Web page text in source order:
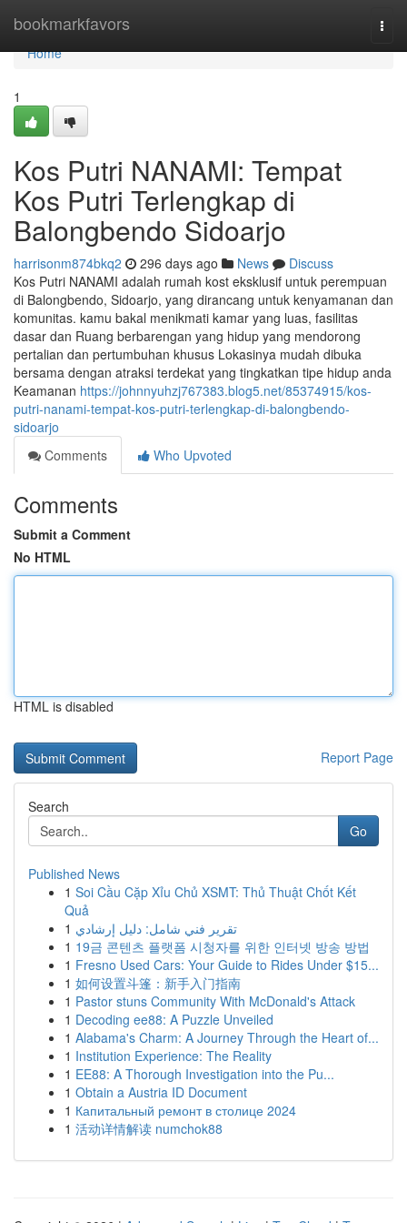
bookmarkfavors
Home
Home
1
Kos Putri NANAMI: Tempat
Kos Putri Terlengkap di
Balongbendo Sidoarjo
harrisonm874bkq2 296 days ago News
Discuss
Kos Putri NANAMI adalah rumah kost eksklusif untuk perempuan
di Balongbendo, Sidoarjo, yang dirancang untuk kenyamanan dan
komunitas. kamu bakal menikmati kamar yang luas, fasilitas
dasar dan Ruang berbarengan yang hidup yang mendorong
pertalian dan pertumbuhan khusus Lokasinya mudah dibuka
bersama dengan atraksi terdekat yang tingkatkan tipe hidup anda
Keamanan https://johnnyuhzj767383.blog5.net/85374915/kos-
putri-nanami-tempat-kos-putri-terlengkap-di-balongbendo-
sidoarjo
Comments
Who Upvoted
Comments
Submit a Comment
No HTML
HTML is disabled
Report Page
Search
Go
Published News
1 Soi Cầu Cặp Xỉu Chủ XSMT: Thủ Thuật Chốt Kết
Quả
1 تقرير فني شامل: دليل إرشادي
1 19금 콘텐츠 플랫폼 시청자를 위한 인터넷 방송 방법
1 Fresno Used Cars: Your Guide to Rides Under $15...
1 如何设置斗篷：新手入门指南
1 Pastor stuns Community With McDonald's Attack
1 Decoding ee88: A Puzzle Unveiled
1 Alabama's Charm: A Journey Through the Heart of...
1 Institution Experience: The Reality
1 EE88: A Thorough Investigation into the Pu...
1 Obtain a Austria ID Document
1 Капитальный ремонт в столице 2024
1 活动详情解读 numchok88